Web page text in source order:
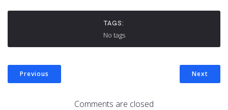
TAGS:
No tags
Previous Next
Comments are closed